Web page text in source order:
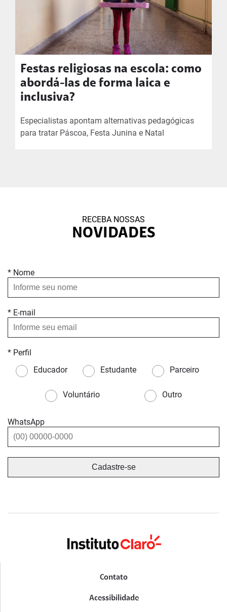
Festas religiosas na escola: como
abordá-las de forma laica e
inclusiva?
Especialistas apontam alternativas pedagógicas
para tratar Páscoa, Festa Junina e Natal
RECEBA NOSSAS
NOVIDADES
* Nome
* E-mail
* Perfil
Educador
Estudante Parceiro
Voluntário Outro
WhatsApp
Contato
Acessibilidade